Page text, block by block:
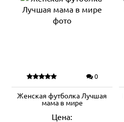
0
Женская футболка Лучшая
мама в мире
Цена: